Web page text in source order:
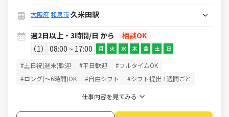
大阪府和泉市久米田駅
週2日以上・3時間/日 から
相談OK
1
08:00 ~ 17:00 月 火 水 木 金 土 日
#土日祝(週末)歓迎 #平日歓迎
#フルタイムOK
#ロング(～6時間)OK
#自由シフト #シフト提出 1週間ごと
仕事内容を見てみる